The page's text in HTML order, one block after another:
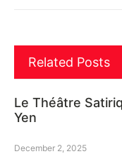
Related Posts
Le Théâtre
Yen
December 2, 2025